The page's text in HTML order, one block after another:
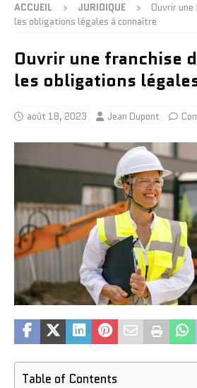
ACCUEIL JURIDIQUE
Ouvrir une
les obligations légales à connaître
Ouvrir une franchise
les obligations
août 18, 2023 Jean Dupont
Table of Contents